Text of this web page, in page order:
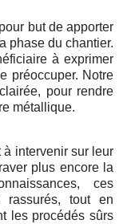
but de apporter
phase du chantier.
à exprimer
préoccuper. Notre
pour rendre
métallique.
intervenir sur leur
plus encore la
ces
tout en
les procédés sûrs